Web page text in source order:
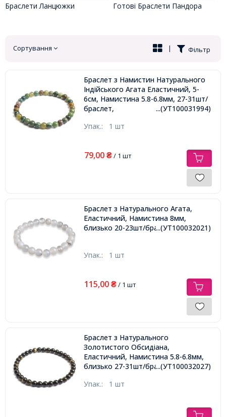
Браслети Ланцюжки Готові Браслети Пандора
Сортування Фільтр
|
Браслет з Намистин Натурального
Індійського Агата Еластичний, 5-
6см, Намистина 5.8-6.8мм, 27-31шт/
браслет,
...(УТ100031994)
Упак.: 1 шт
79,00 ₴/ 1 шт
Браслет з Натурального Агата,
Еластичний, Намистина 8мм,
близько 20-23шт/браслет,...(УТ100032021)
Упак.: 1 шт
115,00 ₴/ 1 шт
Браслет з Натурального
Золотистого Обсидіана,
Еластичний, Намистина 5.8-6.8мм,
близько 27-31шт/браслет,...(УТ100032027)
Упак.: 1 шт